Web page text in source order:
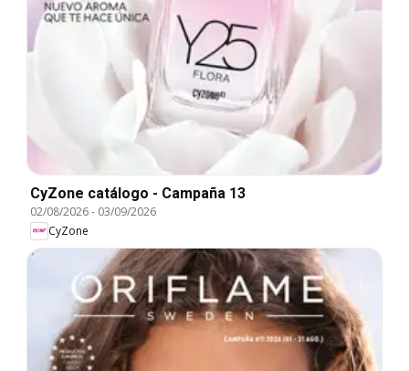
CyZone catálogo - Campaña 13
02/08/2026- 03/09/2026
CyZone